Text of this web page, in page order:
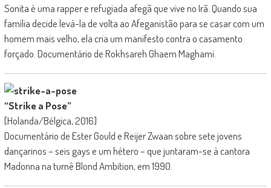
Sonita é uma rapper e refugiada afegã que vive no Irã. Quando sua
família decide levá-la de volta ao Afeganistão para se casar com um
homem mais velho, ela cria um manifesto contra o casamento
forçado. Documentário de Rokhsareh Ghaem Maghami.
“Strike a Pose”
[Holanda/Bélgica, 2016]
Documentário de Ester Gould e Reijer Zwaan sobre sete jovens
dançarinos – seis gays e um hétero – que juntaram-se à cantora
Madonna na turnê Blond Ambition, em 1990.